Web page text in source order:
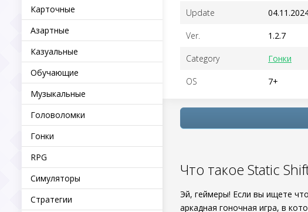
Карточные
Азартные
Казуальные
Обучающие
Музыкальные
Головоломки
Гонки
RPG
Симуляторы
Стратегии
Update
Ver. 1.2.7
Category Гонки
OS 7+
Что такое Static
Эй, геймеры! Если вы ищете
аркадная гоночная игра, в